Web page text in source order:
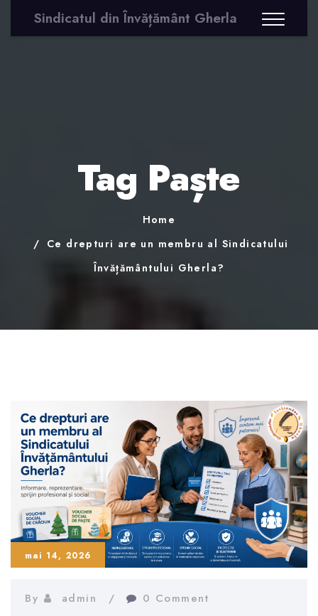
Sindicatul din Învățământ Gherla
Tag Paște
Home
Ce drepturi are un membru al Sindicatului
Învățământului Gherla?
mai 14, 2026
By admin 0 Comment